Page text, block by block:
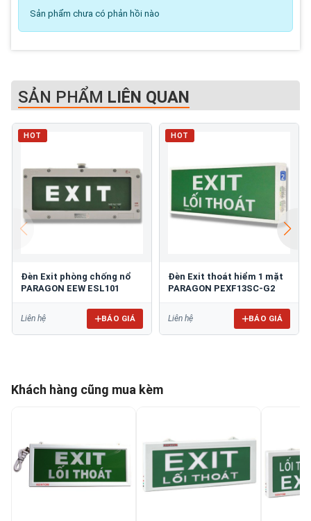
Sản phẩm chưa có phản hồi nào
SẢN PHẨM LIÊN QUAN
HOT
Đèn Exit phòng chống nổ
PARAGON EEW ESL101
Liên hệ BÁO GIÁ
HOT
Đèn Exit thoát hiểm 1 mặt
PARAGON PEXF13SC-G2
Liên hệ BÁO GIÁ
Khách hàng cũng mua kèm